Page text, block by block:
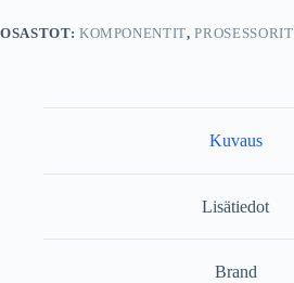
OSASTOT: KOMPONENTIT,PROSESSORIT
Kuvaus
Lisätiedot
Brand